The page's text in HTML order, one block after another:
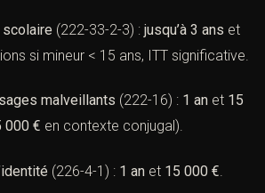
(222-33-2-3) : jusqu’à 3 ans et
si mineur < 15 ans, ITT significative.
malveillants (222-16) : 1 an et 15
000 € en contexte conjugal).
(226-4-1) : 1 an et 15 000 €.